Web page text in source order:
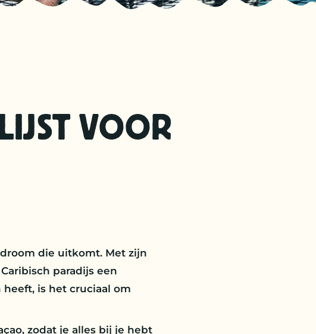
VOOR
die uitkomt. Met zijn
paradijs een
is het cruciaal om
zodat je alles bij je hebt